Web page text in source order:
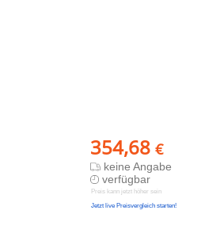
354,68 €
keine Angabe
verfügbar
Preis kann jetzt höher sein
Jetzt live Preisvergleich starten!